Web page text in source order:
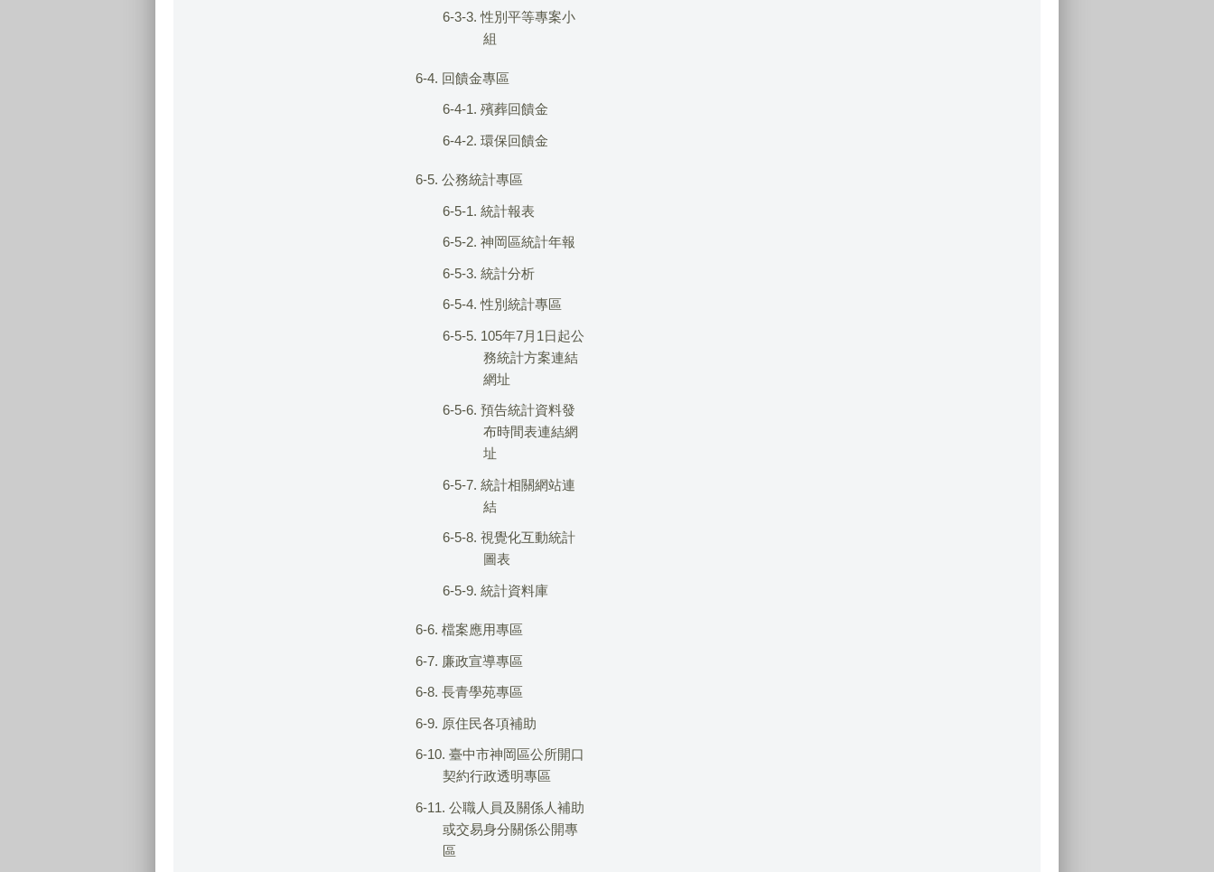
6-3-3. 性別平等專案小
組
6-4. 回饋金專區
6-4-1. 殯葬回饋金
6-4-2. 環保回饋金
6-5. 公務統計專區
6-5-1. 統計報表
6-5-2. 神岡區統計年報
6-5-3. 統計分析
6-5-4. 性別統計專區
6-5-5. 105年7月1日起公
務統計方案連結
網址
6-5-6. 預告統計資料發
布時間表連結網
址
6-5-7. 統計相關網站連
結
6-5-8. 視覺化互動統計
圖表
6-5-9. 統計資料庫
6-6. 檔案應用專區
6-7. 廉政宣導專區
6-8. 長青學苑專區
6-9. 原住民各項補助
6-10. 臺中市神岡區公所開口
契約行政透明專區
6-11. 公職人員及關係人補助
或交易身分關係公開專
區